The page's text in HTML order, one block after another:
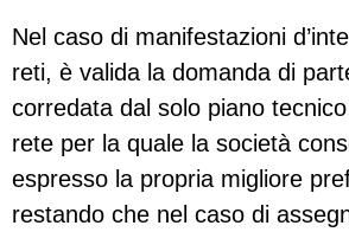
Nel caso di manifestazioni
reti, è valida la domanda di
corredata dal solo piano
rete per la quale la società
espresso la propria migliore
restando che nel caso di